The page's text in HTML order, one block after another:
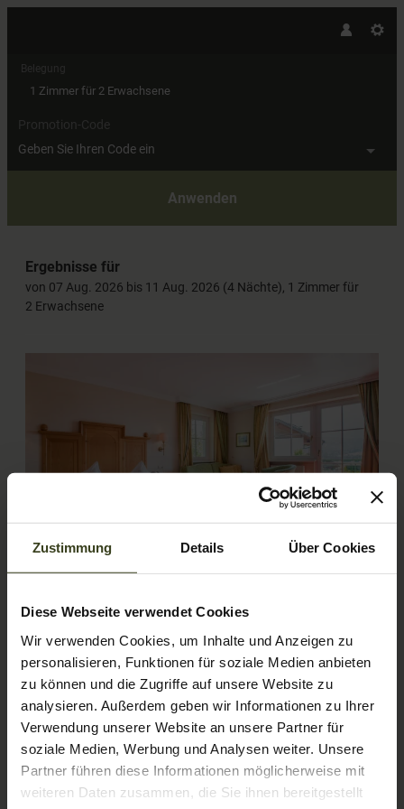
Zustimmung Details Über Cookies
Diese Webseite verwendet Cookies
Wir verwenden Cookies, um Inhalte und Anzeigen zu
personalisieren, Funktionen für soziale Medien anbieten
zu können und die Zugriffe auf unsere Website zu
analysieren. Außerdem geben wir Informationen zu Ihrer
Verwendung unserer Website an unsere Partner für
soziale Medien, Werbung und Analysen weiter. Unsere
Partner führen diese Informationen möglicherweise mit
weiteren Daten zusammen, die Sie ihnen bereitgestellt
Belegung
1 Zimmer für 2 Erwachsene
Promotion-Code
Geben Sie Ihren Code ein
Anwenden
Ergebnisse für
von 07 Aug. 2026 bis 11 Aug. 2026 (4 Nächte), 1 Zimmer für
2 Erwachsene
Wohnkomfortzimmer Fürst
Max.: 4 Personen 2
Aussicht auf eine Berglandschaft
Badewanne/Dusche kombiniert
Balkon/Terrasse
Fernseher Haarföhn